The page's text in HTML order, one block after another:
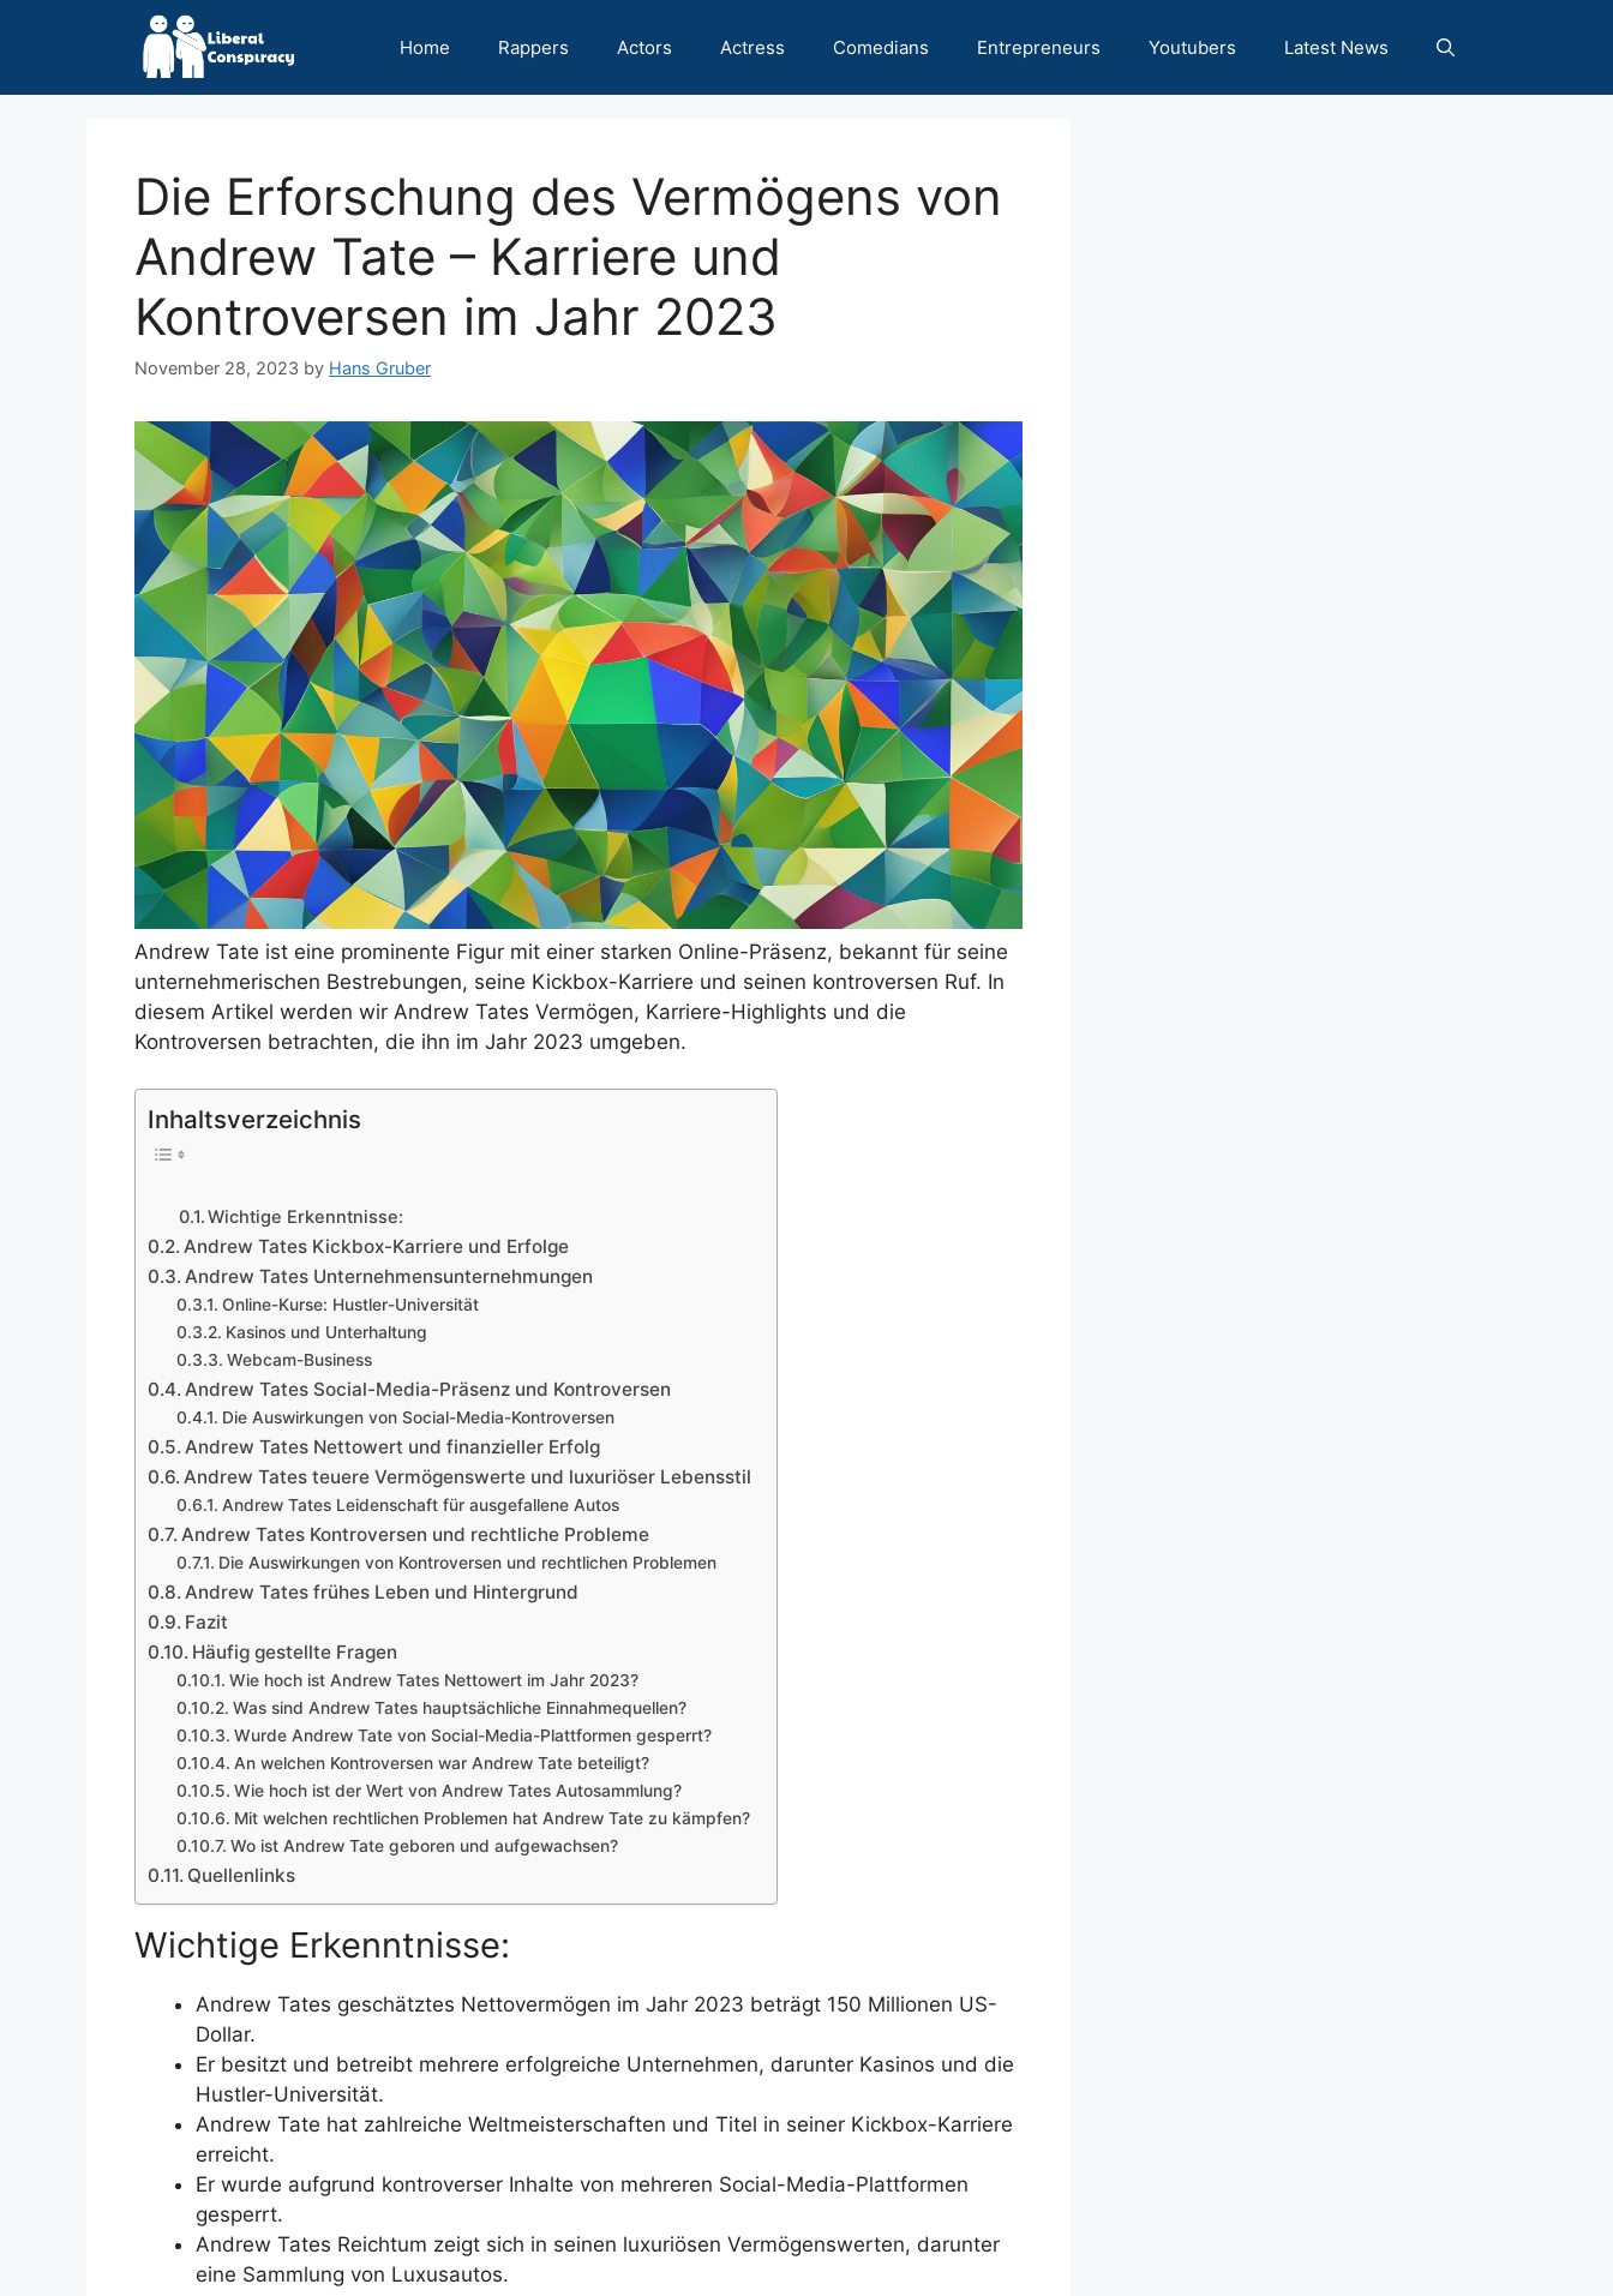
Home Rappers Actors Actress Comedians Entrepreneurs Youtubers Latest News
Die Erforschung des Vermögens von
Andrew Tate – Karriere und
Kontroversen im Jahr 2023
November 28, 2023 by Hans Gruber
Andrew Tate ist eine prominente Figur mit einer starken Online-Präsenz, bekannt für seine
unternehmerischen Bestrebungen, seine Kickbox-Karriere und seinen kontroversen Ruf. In
diesem Artikel werden wir Andrew Tates Vermögen, Karriere-Highlights und die
Kontroversen betrachten, die ihn im Jahr 2023 umgeben.
Inhaltsverzeichnis
Wichtige Erkenntnisse:
Andrew Tates Kickbox-Karriere und Erfolge
Andrew Tates Unternehmensunternehmungen
Online-Kurse: Hustler-Universität
Kasinos und Unterhaltung
Webcam-Business
Andrew Tates Social-Media-Präsenz und Kontroversen
Die Auswirkungen von Social-Media-Kontroversen
Andrew Tates Nettowert und finanzieller Erfolg
Andrew Tates teuere Vermögenswerte und luxuriöser Lebensstil
Andrew Tates Leidenschaft für ausgefallene Autos
Andrew Tates Kontroversen und rechtliche Probleme
Die Auswirkungen von Kontroversen und rechtlichen Problemen
Andrew Tates frühes Leben und Hintergrund
Fazit
Häufig gestellte Fragen
Wie hoch ist Andrew Tates Nettowert im Jahr 2023?
Was sind Andrew Tates hauptsächliche Einnahmequellen?
Wurde Andrew Tate von Social-Media-Plattformen gesperrt?
An welchen Kontroversen war Andrew Tate beteiligt?
Wie hoch ist der Wert von Andrew Tates Autosammlung?
Mit welchen rechtlichen Problemen hat Andrew Tate zu kämpfen?
Wo ist Andrew Tate geboren und aufgewachsen?
Quellenlinks
Wichtige Erkenntnisse:
Andrew Tates geschätztes Nettovermögen im Jahr 2023 beträgt 150 Millionen US-
Dollar.
Er besitzt und betreibt mehrere erfolgreiche Unternehmen, darunter Kasinos und die
Hustler-Universität.
Andrew Tate hat zahlreiche Weltmeisterschaften und Titel in seiner Kickbox-Karriere
erreicht.
Er wurde aufgrund kontroverser Inhalte von mehreren Social-Media-Plattformen
gesperrt.
Andrew Tates Reichtum zeigt sich in seinen luxuriösen Vermögenswerten, darunter
eine Sammlung von Luxusautos.